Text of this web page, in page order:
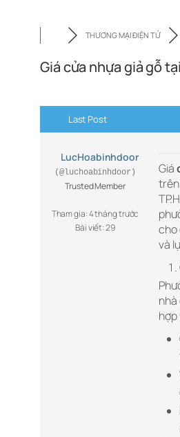
THƯƠNG MẠI ĐIỆN TỬ
Giá cửa nhựa giả gỗ
Last Post
LucHoabinhdoor
(@luchoabinhdoor)
Trusted Member
Tham gia: 4 tháng trước
Bài viết: 29
Giá
trên
cho
và
nhà
hợp